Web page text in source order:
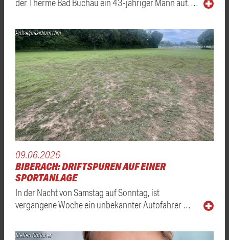
der Therme Bad Buchau ein 43-jähriger Mann auf. …
Polizeipräsidium Ulm
09.06.2026
BIBERACH: DRIFTSPUREN AUF EINER
SPORTANLAGE
In der Nacht von Samstag auf Sonntag, ist
vergangene Woche ein unbekannter Autofahrer …
Steffen Böttcher